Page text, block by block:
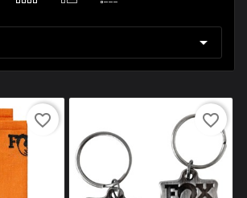

favorite_border favorite_border